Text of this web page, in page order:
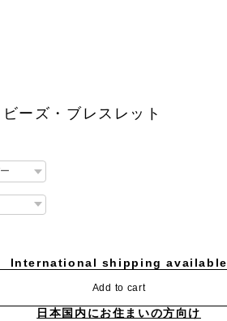
ーズ・ブレスレット
International shipping available
Add to cart
日本国内にお住まいの方向け